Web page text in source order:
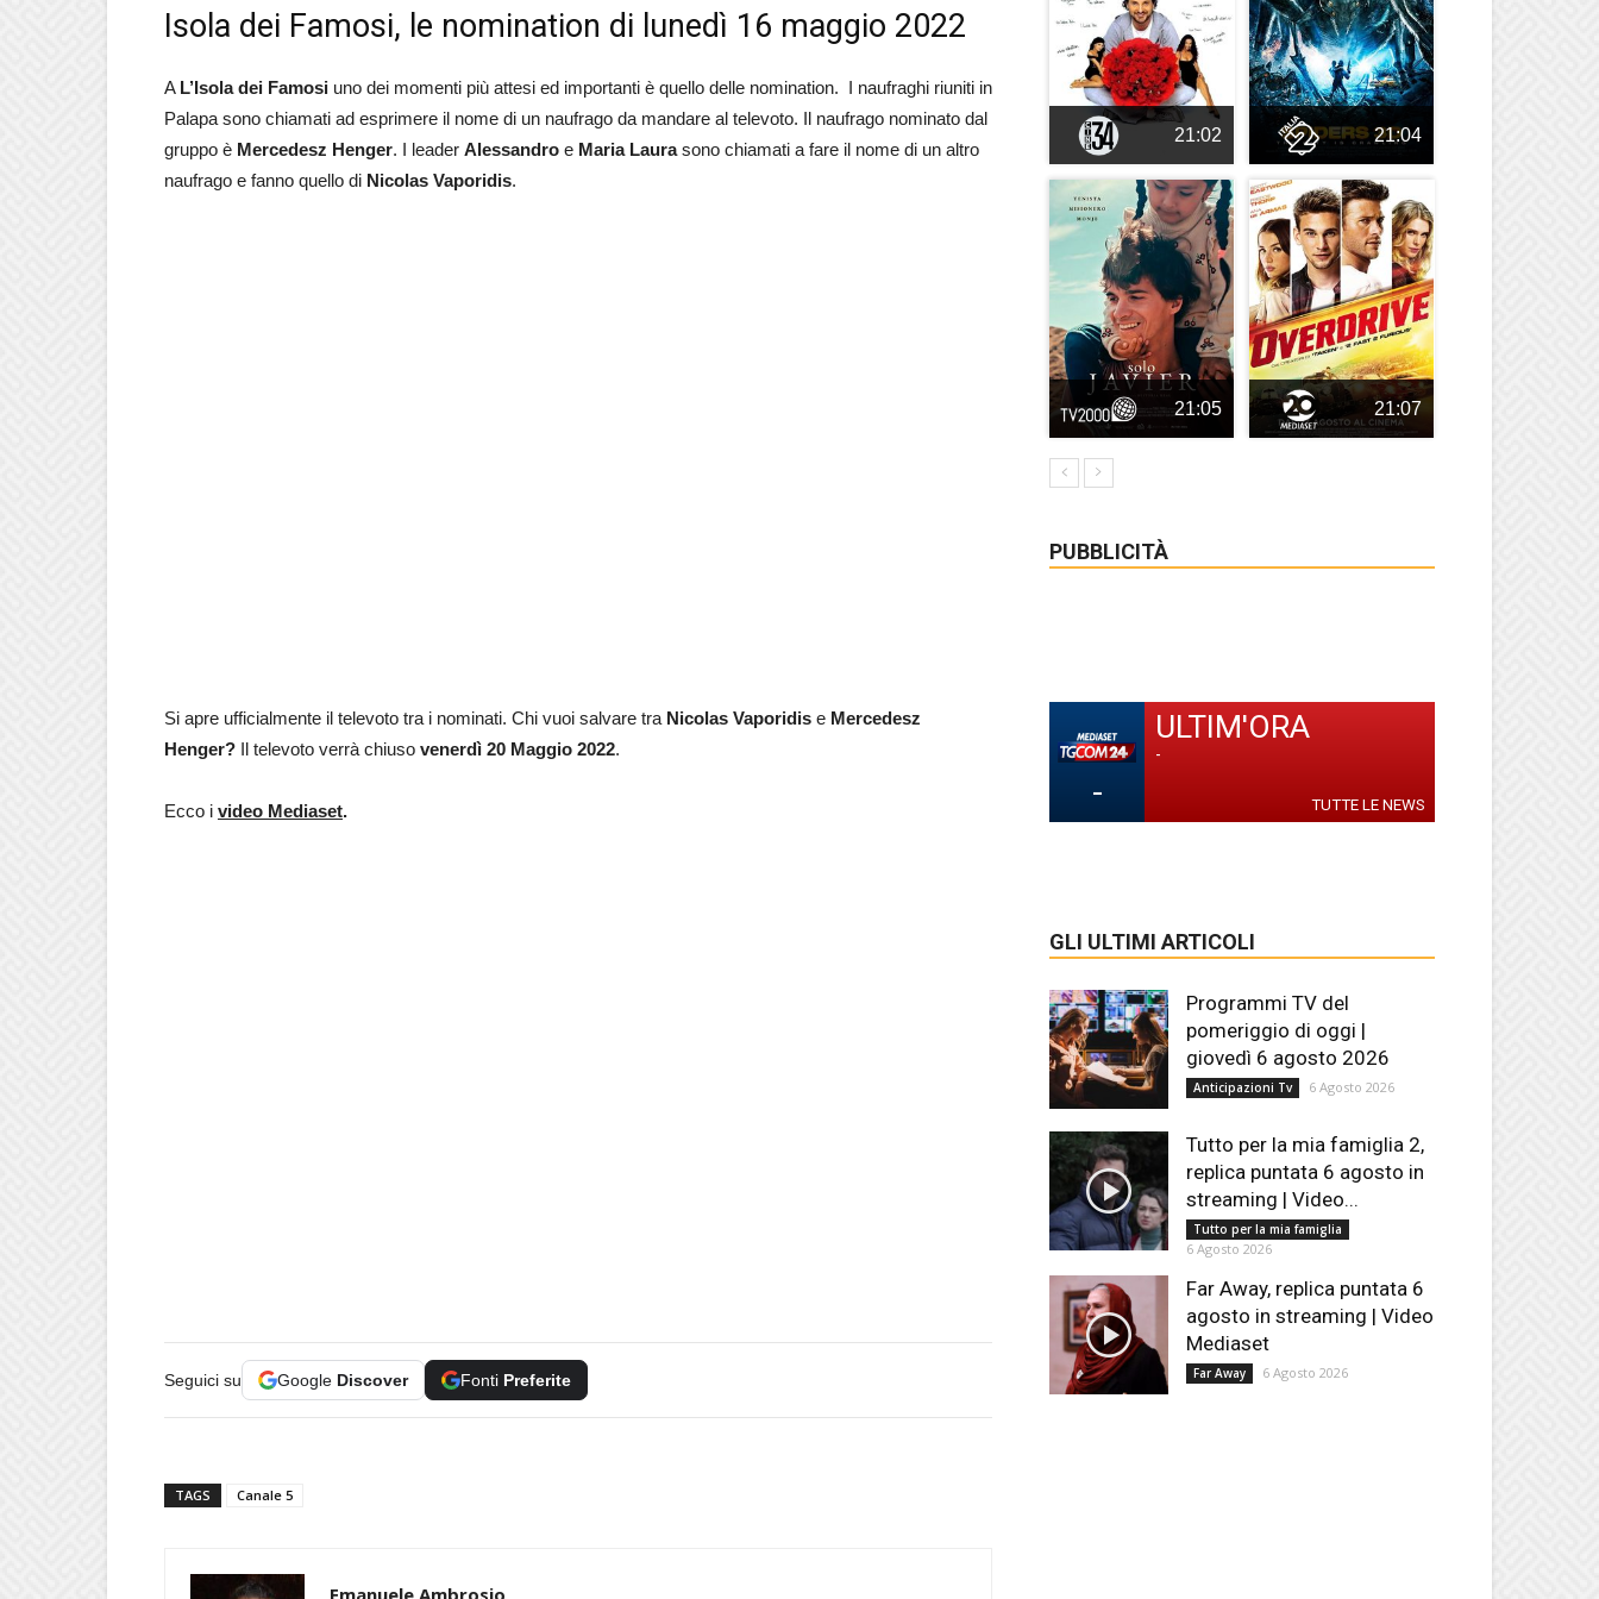
Isola dei Famosi, le nomination di lunedì 16 maggio 2022
A L’Isola dei Famosi uno dei momenti più attesi ed importanti è quello delle nomination. I naufraghi riuniti in
Palapa sono chiamati ad esprimere il nome di un naufrago da mandare al televoto. Il naufrago nominato dal
gruppo è Mercedesz Henger. I leader Alessandro e Maria Laurasono chiamati a fare il nome di un altro
naufrago e fanno quello di Nicolas Vaporidis.
Si apre ufficialmente il televoto tra i nominati. Chi vuoi salvare tra Nicolas Vaporidis e Mercedesz
Henger? Il televoto verrà chiuso venerdì 20 Maggio 2022.
Ecco i video Mediaset.
Seguici su Google Discover Fonti Preferite
TAGS Canale 5
21:02 21:04
21:05 21:07
PUBBLICITÀ
-
ULTIM'ORA
-
TUTTE LE NEWS
GLI ULTIMI ARTICOLI
Programmi TV del
pomeriggio di oggi |
giovedì 6 agosto 2026
Anticipazioni Tv 6 Agosto 2026
Tutto per la mia famiglia 2,
replica puntata 6 agosto in
streaming | Video...
Tutto per la mia famiglia
6 Agosto 2026
Far Away, replica puntata 6
agosto in streaming | Video
Mediaset
Far Away 6 Agosto 2026